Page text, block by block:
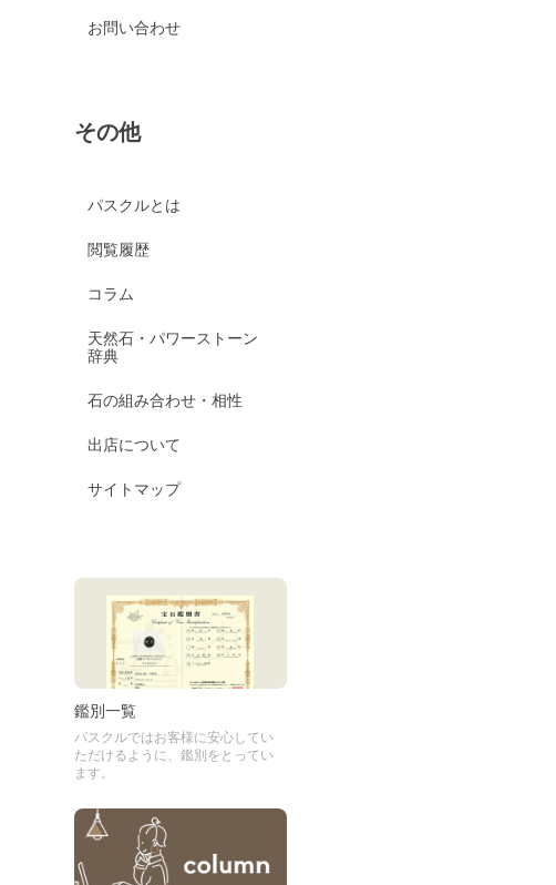
お問い合わせ
その他
パスクルとは
閲覧履歴
コラム
天然石・パワーストーン
辞典
石の組み合わせ・相性
出店について
サイトマップ
鑑別一覧
パスクルではお客様に安心してい
ただけるように、鑑別をとってい
ます。